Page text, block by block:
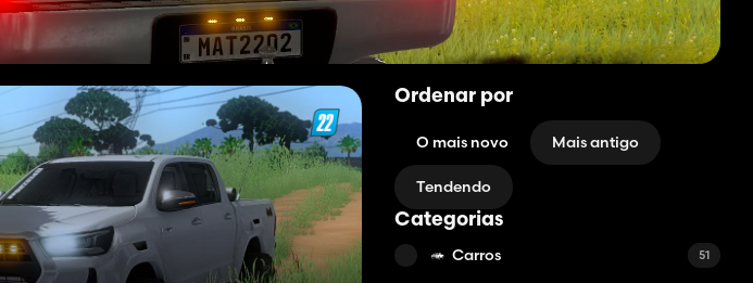
Ordenar por
O mais novo Mais antigo
Tendendo
Categorias
Carros 51